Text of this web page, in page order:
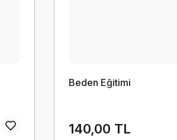
Beden Eğitimi
140,00 TL